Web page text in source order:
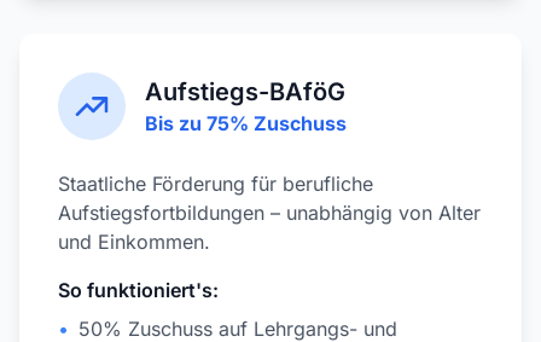
Aufstiegs-BAföG
Bis zu 75% Zuschuss
Staatliche Förderung für berufliche
Aufstiegsfortbildungen – unabhängig von Alter
und Einkommen.
So funktioniert's:
• 50% Zuschuss auf Lehrgangs- und